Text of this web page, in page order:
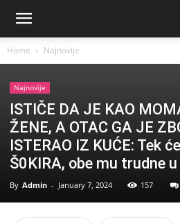
Home Najnovije
Najnovije
ISTIČE DA JE KAO
ŽENE, A OTAC GA JE
ISTERAO IZ KUĆE: Tek
Š0KIRA, obe mu trudne
By Admin - January 7, 2024 157